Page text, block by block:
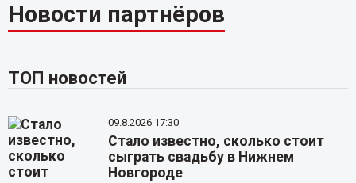
Новости партнёров
ТОП новостей
09.8.2026 17:30
Стало известно, сколько стоит
сыграть свадьбу в Нижнем
Новгороде